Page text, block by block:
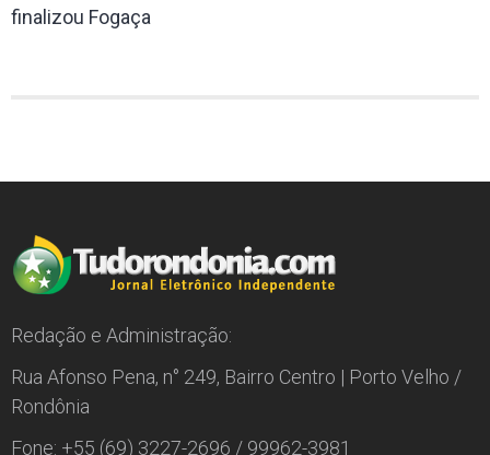
finalizou Fogaça
Redação e Administração:
Rua Afonso Pena, n° 249, Bairro Centro | Porto Velho /
Rondônia
Fone: +55 (69) 3227-2696 / 99962-3981